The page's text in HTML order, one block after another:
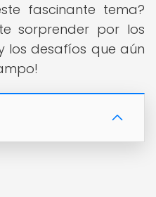
fascinante tema?
sorprender por los
los desafíos que aún